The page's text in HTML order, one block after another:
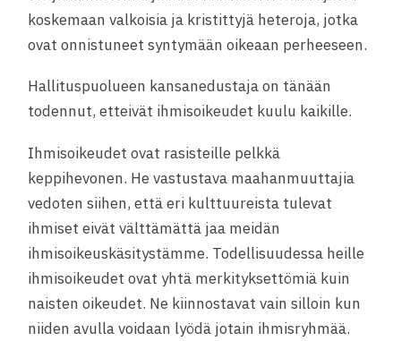
koskemaan valkoisia ja kristittyjä heteroja, jotka
ovat onnistuneet syntymään oikeaan perheeseen.
Hallituspuolueen kansanedustaja on tänään
todennut, etteivät ihmisoikeudet kuulu kaikille.
Ihmisoikeudet ovat rasisteille pelkkä
keppihevonen. He vastustava maahanmuuttajia
vedoten siihen, että eri kulttuureista tulevat
ihmiset eivät välttämättä jaa meidän
ihmisoikeuskäsitystämme. Todellisuudessa heille
ihmisoikeudet ovat yhtä merkityksettömiä kuin
naisten oikeudet. Ne kiinnostavat vain silloin kun
niiden avulla voidaan lyödä jotain ihmisryhmää.